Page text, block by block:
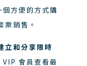
方便的方式購
票銷售。
立和分享限時
會員查看最